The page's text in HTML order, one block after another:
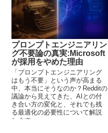
プロンプトエンジニアリン
グ不要論の真実:Microsoft
が採用をやめた理由
「プロンプトエンジニアリング
はもう不要」という声が高まる
中、本当にそうなのか？Redditの
議論から見えてきた、AIとの付
き合い方の変化と、それでも残
る最適化の必要性について解説
します。